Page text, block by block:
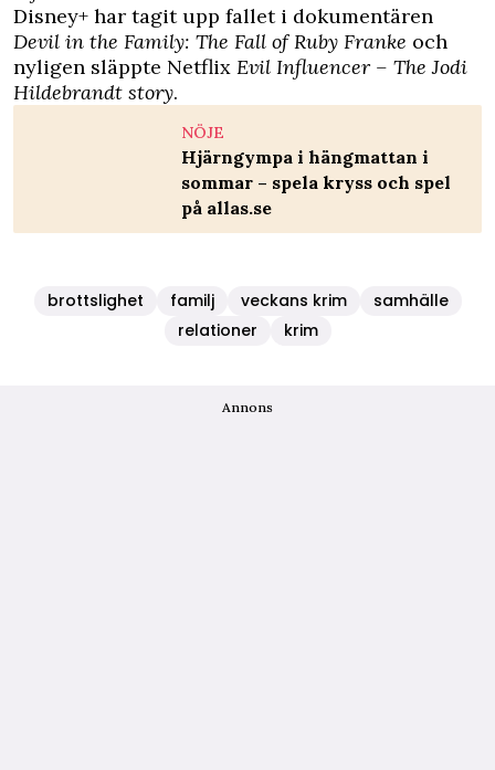
Disney+ har tagit upp fallet i dokumentären
Devil in the Family: The Fall of Ruby Franke och
nyligen släppte Netflix Evil Influencer – The Jodi
Hildebrandt story.
NÖJE
Hjärngympa i hängmattan i
sommar – spela kryss och spel
på allas.se
brottslighet familj veckans krim
samhälle
relationer
krim
Annons